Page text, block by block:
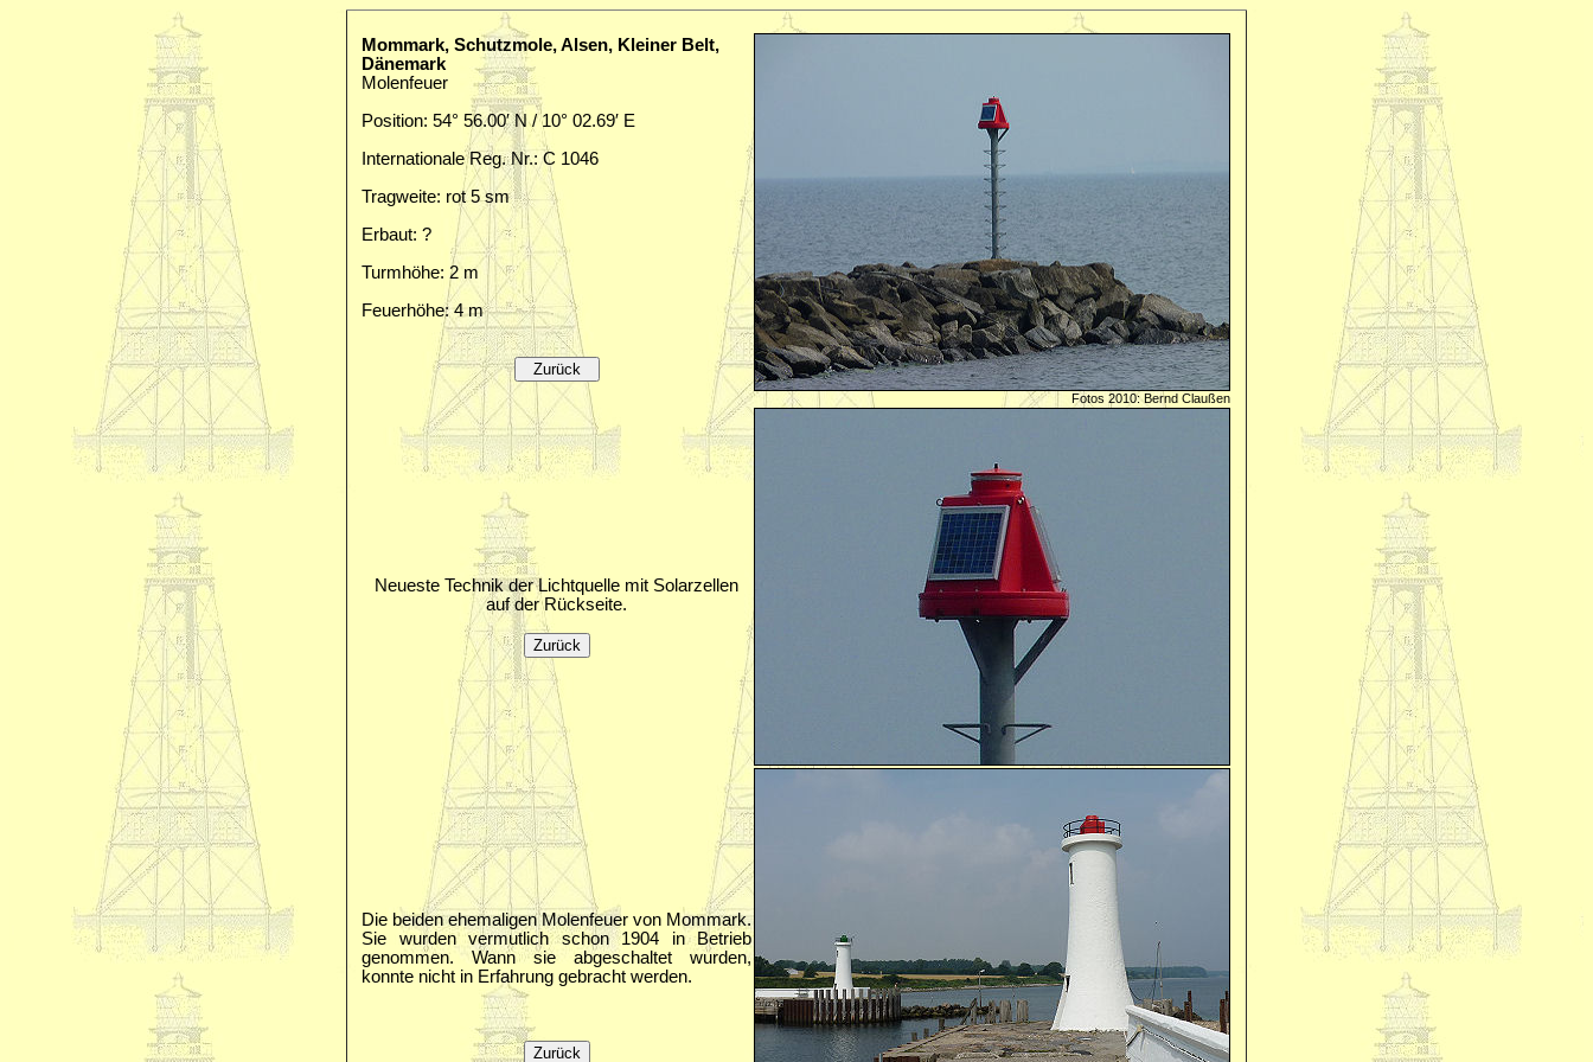
Mommark, Schutzmole, Alsen, Kleiner Belt,
Dänemark
Molenfeuer
Position: 54° 56.00′ N / 10° 02.69′ E
Internationale Reg. Nr.: C 1046
Tragweite: rot 5 sm
Erbaut: ?
Turmhöhe: 2 m
Feuerhöhe: 4 m
Fotos 2010: Bernd Claußen
Neueste Technik der Lichtquelle mit Solarzellen
auf der Rückseite.
Die beiden ehemaligen Molenfeuer von Mommark.
Sie wurden vermutlich schon 1904 in Betrieb
genommen. Wann sie abgeschaltet wurden,
konnte nicht in Erfahrung gebracht werden.